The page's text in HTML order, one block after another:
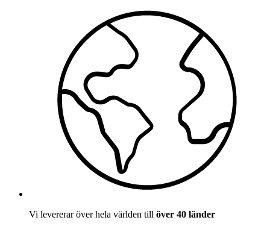
Vi levererar över hela världen till över 40 länder